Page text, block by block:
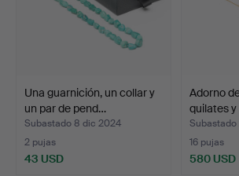
Una guarnición, un collar y
un par de pend…
Subastado 8 dic 2024
2 pujas
43 USD
Adorno
quilates
16 pujas
580 USD